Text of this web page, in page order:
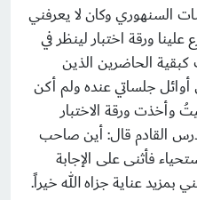
السنهوري وكان لا يعرفني
ورقة اختبار لينظر في
الحاضرين الذين
جلساتي عنده ولم أكن
وأخذت ورقة الاختبار
القادم قال: أين صاحب
فأثنى على الإجابة
عناية جزاه الله خيراً.